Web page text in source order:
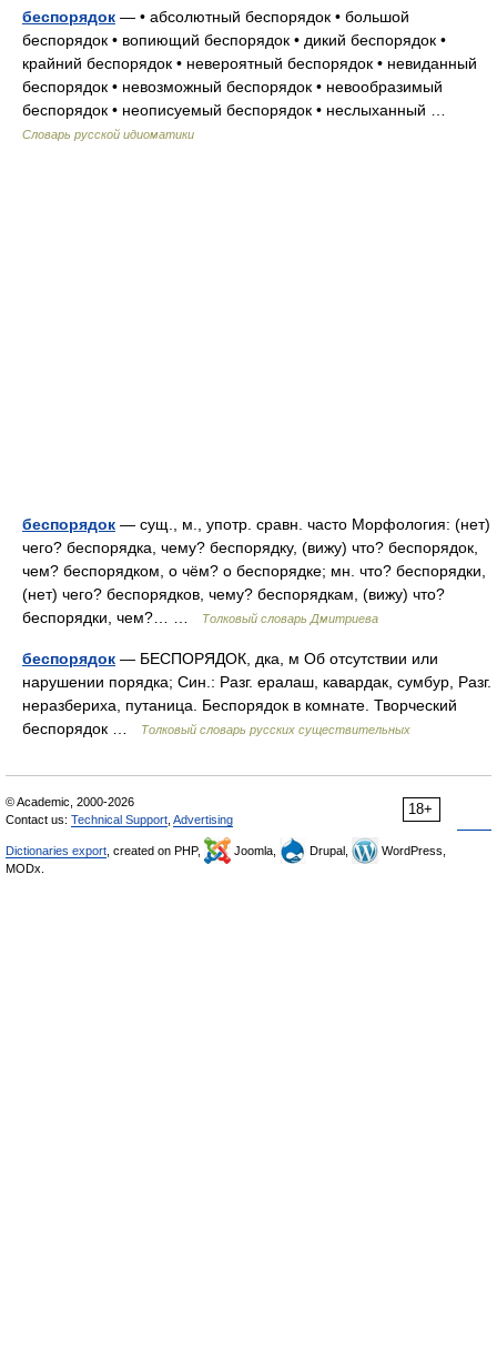
беспорядок — • абсолютный беспорядок • большой
беспорядок • вопиющий беспорядок • дикий беспорядок •
крайний беспорядок • невероятный беспорядок • невиданный
беспорядок • невозможный беспорядок • невообразимый
беспорядок • неописуемый беспорядок • неслыханный …
Словарь русской идиоматики
беспорядок — сущ., м., употр. сравн. часто Морфология: (нет)
чего? беспорядка, чему? беспорядку, (вижу) что? беспорядок,
чем? беспорядком, о чём? о беспорядке; мн. что? беспорядки,
(нет) чего? беспорядков, чему? беспорядкам, (вижу) что?
беспорядки, чем?… …
Толковый словарь Дмитриева
беспорядок — БЕСПОРЯДОК, дка, м Об отсутствии или
нарушении порядка; Син.: Разг. ералаш, кавардак, сумбур, Разг.
неразбериха, путаница. Беспорядок в комнате. Творческий
беспорядок …
Толковый словарь русских существительных
18+
© Academic, 2000-2026
Contact us: Technical Support Advertising
Dictionaries export , created on PHP, Joomla, Drupal,
WordPress,
MODx.